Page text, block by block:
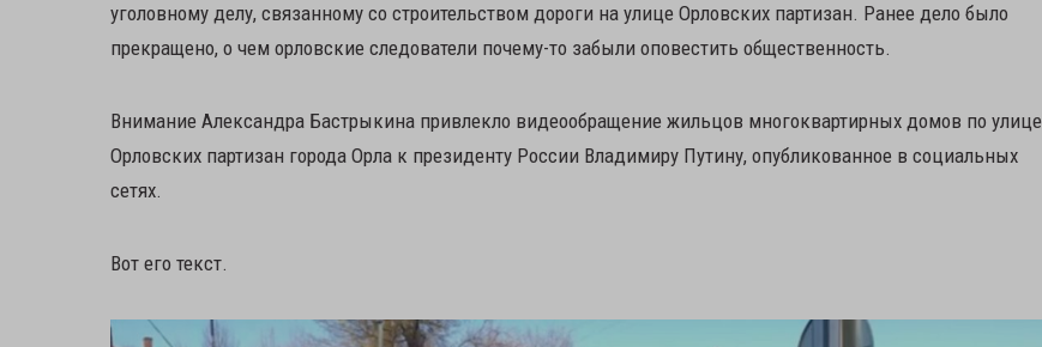
уголовному делу, связанному со строительством дороги на улице Орловских партизан. Ранее дело было
прекращено, о чем орловские следователи почему-то забыли оповестить общественность.
Внимание Александра Бастрыкина привлекло видеообращение жильцов многоквартирных домов по улице
Орловских партизан города Орла к президенту России Владимиру Путину, опубликованное в социальных
сетях.
Вот его текст.